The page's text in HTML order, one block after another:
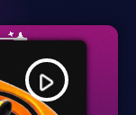
play_arrow